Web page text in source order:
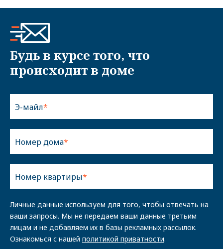
Будь в курсе того, что
происходит в доме
Э-майл
Номер дома
Номер квартиры
Личные данные используем для того, чтобы отвечать на
ваши запросы. Мы не передаем ваши данные третьим
лицам и не добавляем их в базы рекламных рассылок.
Ознакомься с нашей политикой приватности.